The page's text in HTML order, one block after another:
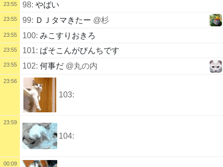
23:55 98: やばい
23:55 99: ＤＪタマきたー @杉
23:55 100: みこすりおきろ
23:55 101: ぱそこんがぴんちです
23:55 102: 何事だ @丸の内
23:56
103:
23:59
104:
00:09